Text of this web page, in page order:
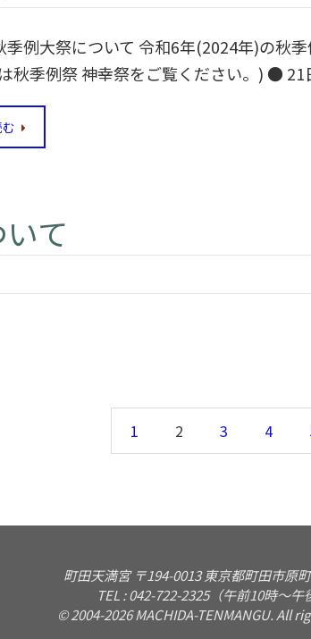
季例大祭について 令和6年(2024年)の秋
秋季例祭 神幸祭をご覧ください。) ●
て
1 2 3 4
町田天満宮 〒194-0013 東京都町田市原
TEL : 042-722-2325（午前10時〜午
© 2004-2026 MACHIDA-TENMANGU. All